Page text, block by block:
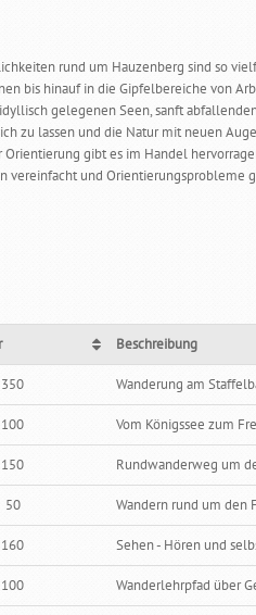
rund um Hauzenberg sind so
bis hinauf in die Gipfelbereiche von
gelegenen Seen, sanft
lassen und die Natur mit neuen
gibt es im Handel
und Orientierungsprobleme
Beschreibung
350 Wanderung am
100 Vom Königssee zum
150 Rundwanderweg um
50 Wandern rund um den
160 Sehen - Hören und
100 Wanderlehrpfad über